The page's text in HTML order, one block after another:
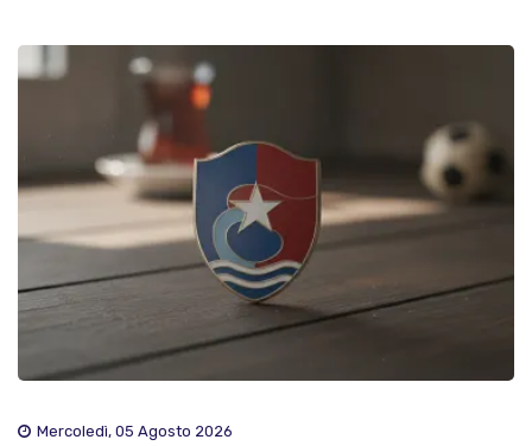
Mercoledì, 05 Agosto 2026